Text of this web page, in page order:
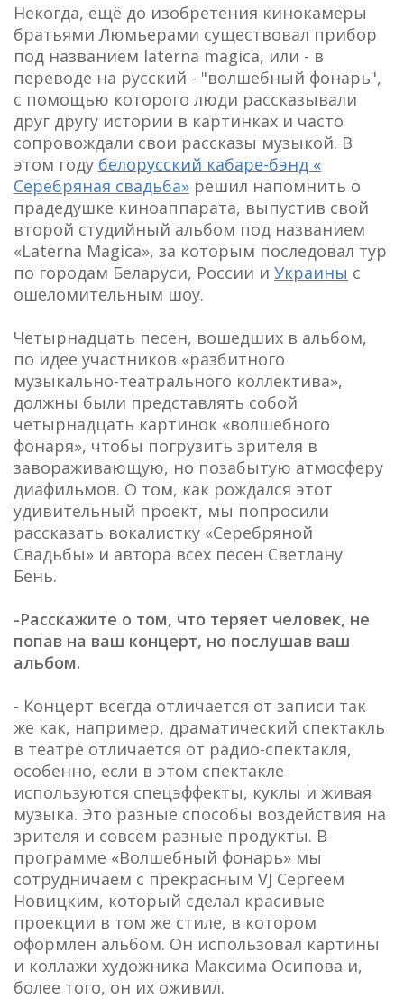
Некогда, ещё до изобретения кинокамеры
братьями Люмьерами существовал прибор
под названием laterna magica, или - в
переводе на русский - "волшебный фонарь",
с помощью которого люди рассказывали
друг другу истории в картинках и часто
сопровождали свои рассказы музыкой. В
этом году белорусский кабаре-бэнд «
Серебряная свадьба» решил напомнить о
прадедушке киноаппарата, выпустив свой
второй студийный альбом под названием
«Laterna Magica», за которым последовал тур
по городам Беларуси, России и Украины с
ошеломительным шоу.
Четырнадцать песен, вошедших в альбом,
по идее участников «разбитного
музыкально-театрального коллектива»,
должны были представлять собой
четырнадцать картинок «волшебного
фонаря», чтобы погрузить зрителя в
завораживающую, но позабытую атмосферу
диафильмов. О том, как рождался этот
удивительный проект, мы попросили
рассказать вокалистку «Серебряной
Свадьбы» и автора всех песен Светлану
Бень.
-Расскажите о том, что теряет человек, не
попав на ваш концерт, но послушав ваш
альбом.
- Концерт всегда отличается от записи так
же как, например, драматический спектакль
в театре отличается от радио-спектакля,
особенно, если в этом спектакле
используются спецэффекты, куклы и живая
музыка. Это разные способы воздействия на
зрителя и совсем разные продукты. В
программе «Волшебный фонарь» мы
сотрудничаем с прекрасным VJ Сергеем
Новицким, который сделал красивые
проекции в том же стиле, в котором
оформлен альбом. Он использовал картины
и коллажи художника Максима Осипова и,
более того, он их оживил.